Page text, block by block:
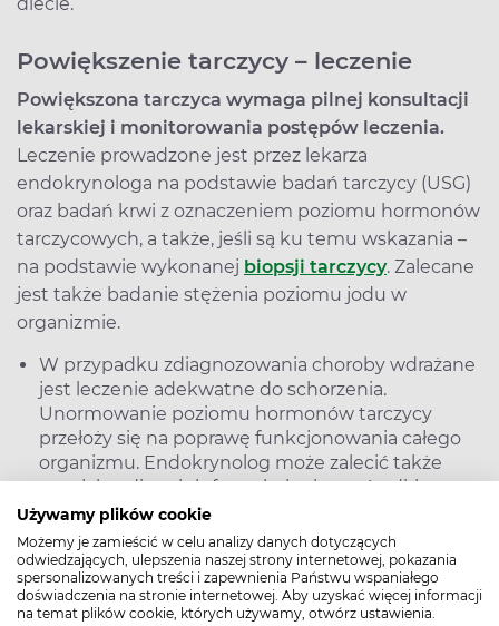
Używamy plików cookie
Możemy je zamieścić w celu analizy danych dotyczących
odwiedzających, ulepszenia naszej strony internetowej, pokazania
spersonalizowanych treści i zapewnienia Państwu wspaniałego
doświadczenia na stronie internetowej. Aby uzyskać więcej informacji
na temat plików cookie, których używamy, otwórz ustawienia.
Powiększenie tarczycy – leczenie
Powiększona tarczyca wymaga pilnej konsultacji
lekarskiej i monitorowania postępów leczenia.
Leczenie prowadzone jest przez lekarza
endokrynologa na podstawie badań tarczycy (USG)
oraz badań krwi z oznaczeniem poziomu hormonów
tarczycowych, a także, jeśli są ku temu wskazania –
na podstawie wykonanej biopsji tarczycy. Zalecane
jest także badanie stężenia poziomu jodu w
organizmie.
W przypadku zdiagnozowania choroby wdrażane
jest leczenie adekwatne do schorzenia.
Unormowanie poziomu hormonów tarczycy
przełoży się na poprawę funkcjonowania całego
organizmu. Endokrynolog może zalecić także
specjalną dietę lub farmakologiczne środki
mające wyrównać poziom jodu w organizmie.
Leczenie operacyjne tarczycy prowadzone jest
tylko wtedy, kiedy są ku temu jasne wskazania,
np. rak tarczycy lub gdy mimo leczenia
zachowawczego nie obserwuje się braku